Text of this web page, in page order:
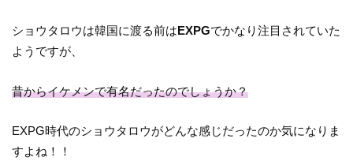
ショウタロウは韓国に渡る前は EXPGでかなり注目されていた
ようですが、
昔からイケメンで有名だったのでしょうか？
EXPG時代のショウタロウがどんな感じだったのか気になりま
すよね！！